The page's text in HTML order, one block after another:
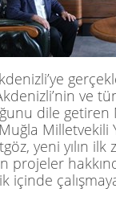
e
ve
dile getiren
Milletvekili
, yeni yılın
projeler
içinde